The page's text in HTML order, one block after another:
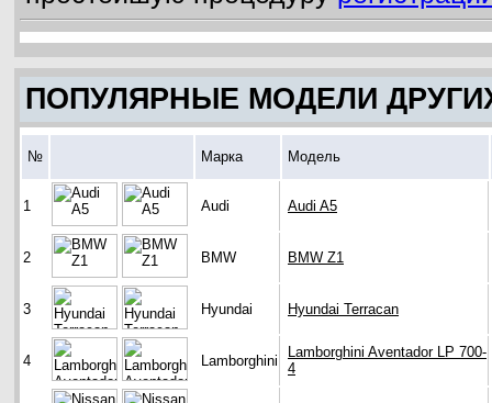
ПОПУЛЯРНЫЕ МОДЕЛИ
№ Марка Модель
1 Audi Audi A5
2 BMW BMW Z1
3 Hyundai Hyundai Terracan
4 Lamborghini
Lamborghini Aventador LP 700-
4